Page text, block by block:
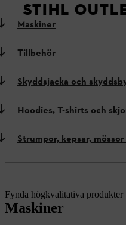
STIHL
Maskiner
Tillbehör
Skyddsjacka och
Hoodies, T-shirts och
Strumpor, kepsar,
Fynda högkvalitativa
Maskiner